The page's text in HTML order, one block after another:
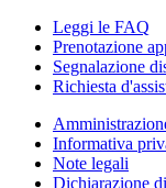
Leggi le FAQ
Prenotazione
Segnalazione
Richiesta
Informativa
Note legali
Dichiarazione